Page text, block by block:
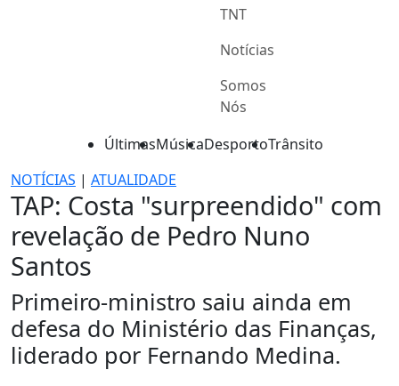
TNT
Notícias
Somos
Nós
ÚltimasMúsicaDesportoTrânsito
NOTÍCIAS | ATUALIDADE
TAP: Costa "surpreendido" com
revelação de Pedro Nuno
Santos
Primeiro-ministro saiu ainda em
defesa do Ministério das Finanças,
liderado por Fernando Medina.